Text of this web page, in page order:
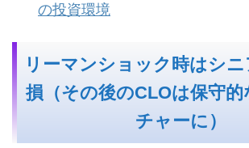
の投資環境
リーマンショック時はシ
損（その後のCLOは保守的
チャーに）